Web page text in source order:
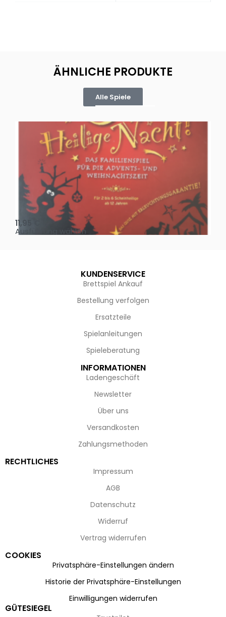
ÄHNLICHE PRODUKTE
Alle Spiele
Oh, heilige Nacht!
11,95
Ausführung wählen
KUNDENSERVICE
Brettspiel Ankauf
Bestellung verfolgen
Ersatzteile
Spielanleitungen
Spieleberatung
INFORMATIONEN
Ladengeschäft
Newsletter
Über uns
Versandkosten
Zahlungsmethoden
RECHTLICHES
Impressum
AGB
Datenschutz
Widerruf
Vertrag widerrufen
COOKIES
Privatsphäre-Einstellungen ändern
Historie der Privatsphäre-Einstellungen
Einwilligungen widerrufen
GÜTESIEGEL